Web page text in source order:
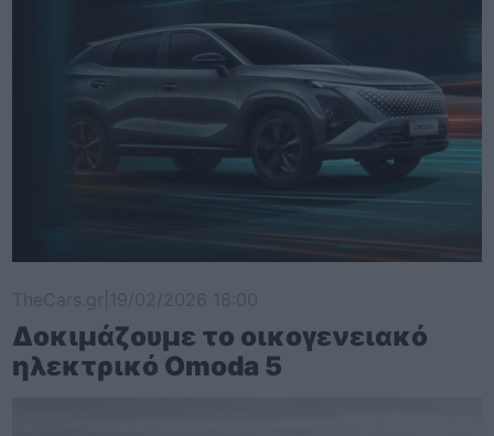
Δοκιμάζουμε το οικογενειακό
ηλεκτρικό Omoda 5